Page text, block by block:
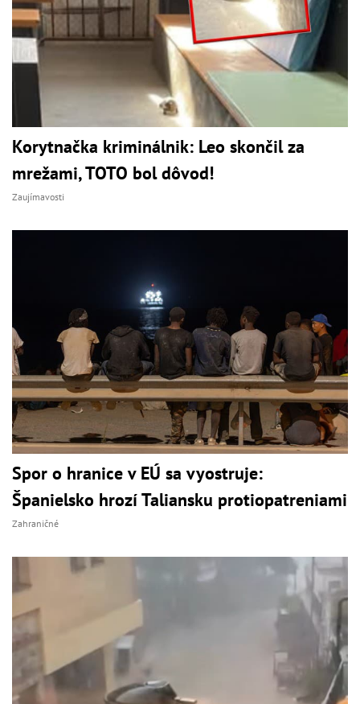
Korytnačka kriminálnik: Leo skončil za
mrežami, TOTO bol dôvod!
Zaujímavosti
Spor o hranice v EÚ sa vyostruje:
Španielsko hrozí Taliansku protiopatreniami
Zahraničné